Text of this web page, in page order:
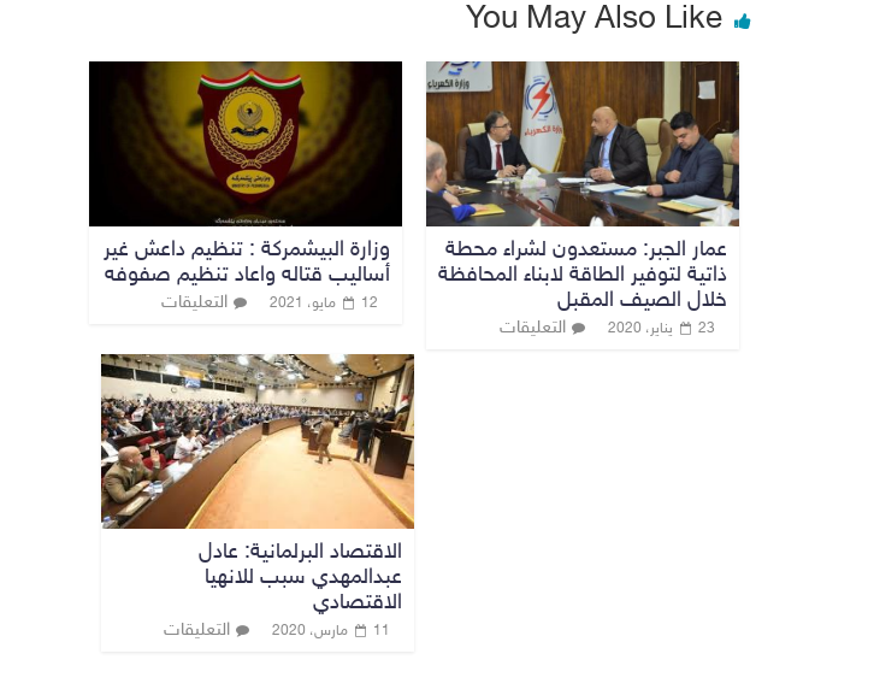
You May Also Like
عمار الجبر: مستعدون لشراء محطة
ذاتية لتوفير الطاقة لابناء المحافظة
خلال الصيف المقبل
23 يناير، 2020 التعليقات
وزارة البيشمركة : تنظيم داعش غير
أساليب قتاله واعاد تنظيم صفوفه
12 مايو، 2021 التعليقات
الاقتصاد البرلمانية: عادل
عبدالمهدي سبب للانهيا
الاقتصادي
11 مارس، 2020 التعليقات